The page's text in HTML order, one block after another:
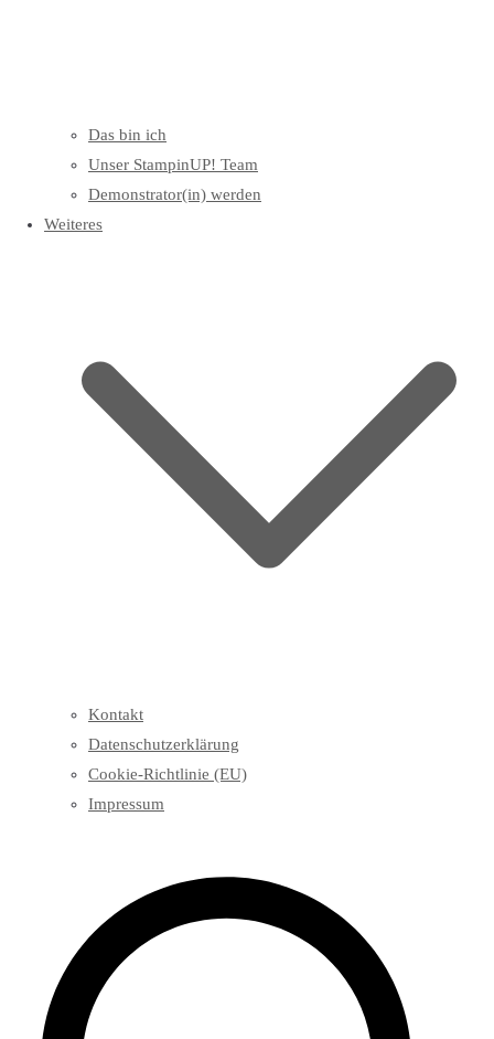
Das bin ich
Unser StampinUP! Team
Demonstrator(in) werden
Weiteres
Kontakt
Datenschutzerklärung
Cookie-Richtlinie (EU)
Impressum